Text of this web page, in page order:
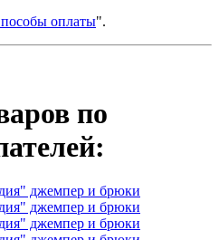
оплаты".
по